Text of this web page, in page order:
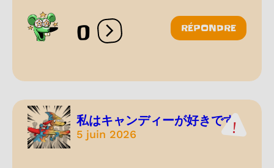
0 Ouvrir les réactions
RÉPONDRE
私はキャンディーが好きです
5 juin 2026